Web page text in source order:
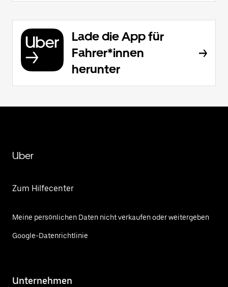
Lade die App für
Fahrer*innen
herunter
Uber
Zum Hilfecenter
Meine persönlichen Daten nicht verkaufen oder weitergeben
Google-Datenrichtlinie
Unternehmen